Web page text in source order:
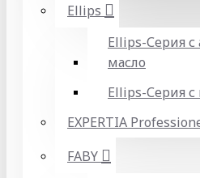
Ellips
Ellips-Серия с
масло
Ellips-Серия с
EXPERTIA
FABY